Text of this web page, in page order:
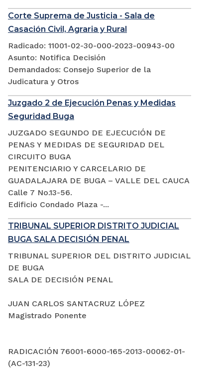
Corte Suprema de Justicia - Sala de
Casación Civil, Agraria y Rural
Radicado: 11001-02-30-000-2023-00943-00
Asunto: Notifica Decisión
Demandados: Consejo Superior de la
Judicatura y Otros
Juzgado 2 de Ejecución Penas y Medidas
Seguridad Buga
JUZGADO SEGUNDO DE EJECUCIÓN DE
PENAS Y MEDIDAS DE SEGURIDAD DEL
CIRCUITO BUGA
PENITENCIARIO Y CARCELARIO DE
GUADALAJARA DE BUGA – VALLE DEL CAUCA
Calle 7 No.13-56.
Edificio Condado Plaza -...
TRIBUNAL SUPERIOR DISTRITO JUDICIAL
BUGA SALA DECISIÓN PENAL
TRIBUNAL SUPERIOR DEL DISTRITO JUDICIAL
DE BUGA
SALA DE DECISIÓN PENAL
JUAN CARLOS SANTACRUZ LÓPEZ
Magistrado Ponente
RADICACIÓN 76001-6000-165-2013-00062-01-
(AC-131-23)